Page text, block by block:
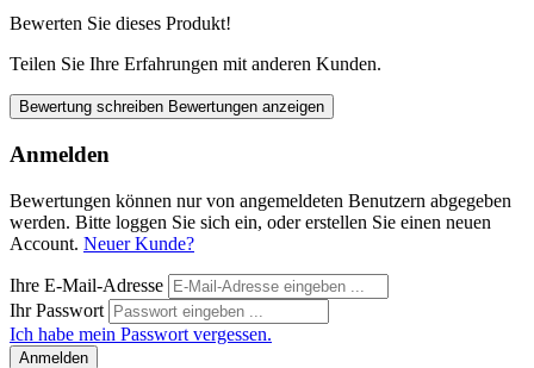
Bewerten Sie dieses Produkt!
Teilen Sie Ihre Erfahrungen mit anderen Kunden.
Bewertung schreiben Bewertungen anzeigen
Anmelden
Bewertungen können nur von angemeldeten Benutzern abgegeben
werden. Bitte loggen Sie sich ein, oder erstellen Sie einen neuen
Account. Neuer Kunde?
Ihre E-Mail-Adresse
Ihr Passwort
Ich habe mein Passwort vergessen.
Anmelden